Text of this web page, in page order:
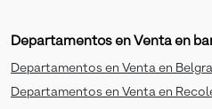
Departamentos en Venta en
Departamentos en Venta en
Departamentos en Venta en